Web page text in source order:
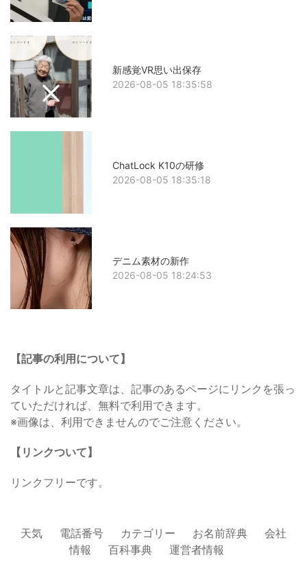
新感覚VR思い出保存
2026-08-05 18:35:58
ChatLock K10の研修
2026-08-05 18:35:18
デニム素材の新作
2026-08-05 18:24:53
【記事の利用について】
タイトルと記事文章は、記事のあるページにリンクを張っ
ていただければ、無料で利用できます。
※画像は、利用できませんのでご注意ください。
【リンクついて】
リンクフリーです。
天気 電話番号 カテゴリー お名前辞典
会社
情報
百科事典 運営者情報